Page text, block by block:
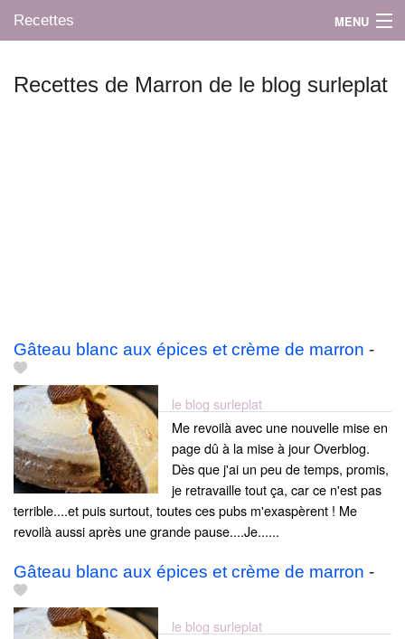
Recettes MENU
Recettes de Marron de le blog surleplat
Gâteau blanc aux épices et crème de marron -
le blog surleplat
Me revoilà avec une nouvelle mise en
page dû à la mise à jour Overblog.
Dès que j'ai un peu de temps, promis,
je retravaille tout ça, car ce n'est pas
terrible....et puis surtout, toutes ces pubs m'exaspèrent ! Me
revoilà aussi après une grande pause....Je......
Gâteau blanc aux épices et crème de marron -
le blog surleplat